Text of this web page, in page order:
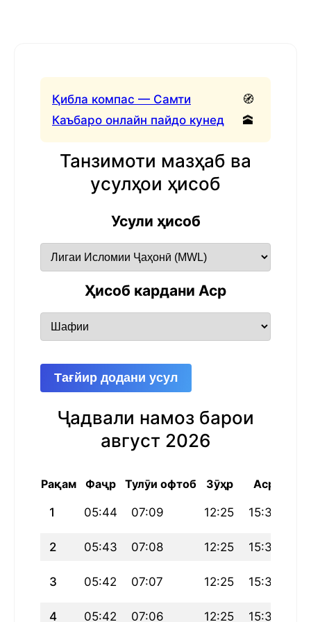
Қибла компас — Самти
Каъбаро онлайн пайдо кунед
🧭
🕋
Танзимоти мазҳаб ва
усулҳои ҳисоб
Усули ҳисоб
Ҳисоб кардани Аср
Тағйир додани усул
Ҷадвали намоз барои
август 2026
Рақам Фаҷр Тулӯи офтоб Зӯҳр Аср
1 05:44 07:09 12:25 15:31
2 05:43 07:08 12:25 15:31
3 05:42 07:07 12:25 15:31
4 05:42 07:06 12:25 15:31